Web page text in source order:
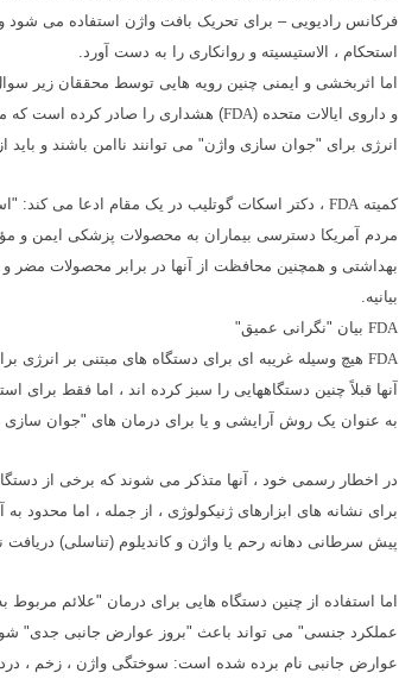
فرکانس رادیویی – برای تحریک بافت واژن استفاده می شود
استحکام ، الاستیسیته و روانکاری را به دست آورد.
اما اثربخشی و ایمنی چنین رویه هایی توسط محققان زیر
و داروی ایالات متحده (FDA) هشداری را صادر کرده است که
انرژی برای "جوان سازی واژن" می توانند ناامن باشند و باید
کمیته FDA ، دکتر اسکات گوتلیب در یک مقام ادعا می کند:
مردم آمریکا دسترسی بیماران به محصولات پزشکی ایمن و
بهداشتی و همچنین محافظت از آنها در برابر محصولات مضر
بیانیه.
FDA بیان "نگرانی عمیق"
FDA هیچ وسیله غریبه ای برای دستگاه های مبتنی بر انرژی
آنها قبلاً چنین دستگاههایی را سبز کرده اند ، اما فقط برای
به عنوان یک روش آرایشی و یا برای درمان های "جوان سازی
در اخطار رسمی خود ، آنها متذکر می شوند که برخی از
برای نشانه های ابزارهای ژنیکولوژی ، از جمله ، اما محدود
پیش سرطانی دهانه رحم یا واژن و کاندیلوم (تناسلی) دریافت
اما استفاده از چنین دستگاه هایی برای درمان "علائم مربوط
عملکرد جنسی" می تواند باعث "بروز عوارض جانبی جدی"
عوارض جانبی نام برده شده است: سوختگی واژن ، زخم ،